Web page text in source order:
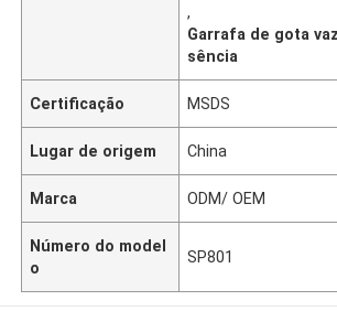
,
Garrafa de gota
sência
Certificação MSDS
Lugar de origem China
Marca ODM/ OEM
Número do model
o
SP801